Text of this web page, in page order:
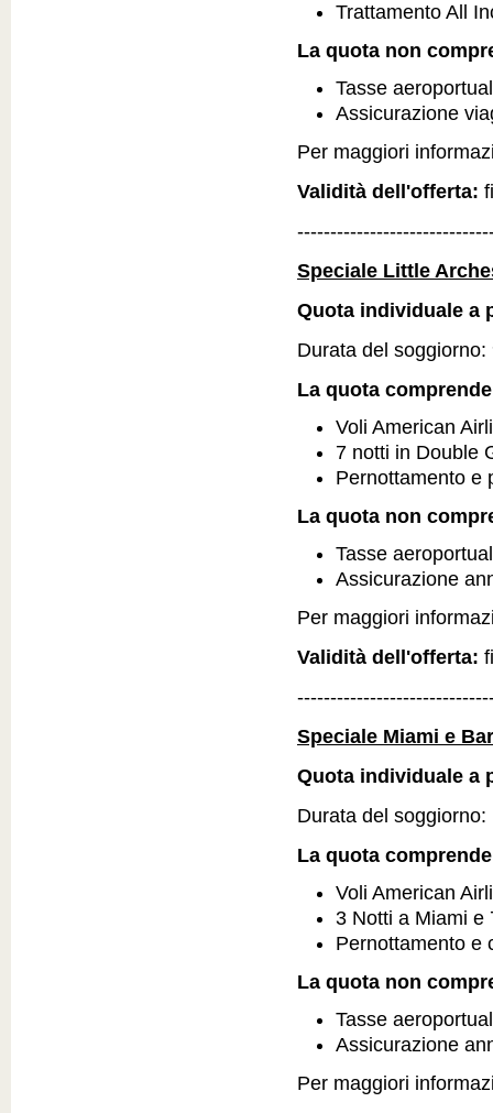
Trattamento All
La quota non
Tasse
Assicurazione
Per maggiori
Validità dell'offerta:
Speciale Little
Quota individuale a
Durata del
La quota comprende
Voli American
7 notti in Double
Pernottamento e
La quota non
Tasse
Assicurazione
Per maggiori
Validità dell'offerta:
Speciale Miami e
Quota individuale a
Durata del
La quota comprende
Voli American
3 Notti a Miami e
Pernottamento e
La quota non
Tasse
Assicurazione
Per maggiori